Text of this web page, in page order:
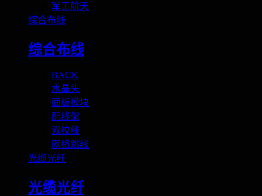
军工航天
综合布线
综合布线
BACK
水晶头
面板模块
配线架
双绞线
网络跳线
光缆光纤
光缆光纤